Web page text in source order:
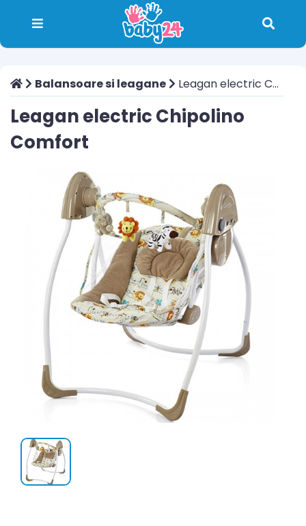
Balansoare si leagane Leagan electric Chipolino Comfort
Leagan electric Chipolino
Comfort